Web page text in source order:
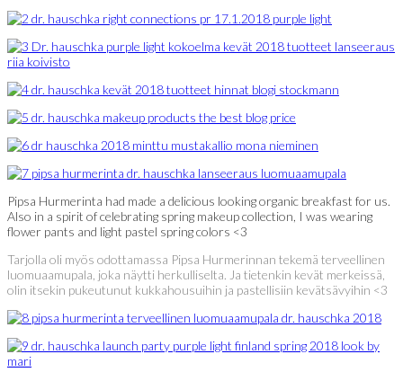
Pipsa Hurmerinta had made a delicious looking organic breakfast for us.
Also in a spirit of celebrating spring makeup collection, I was wearing
flower pants and light pastel spring colors <3
Tarjolla oli myös odottamassa Pipsa Hurmerinnan tekemä terveellinen
luomuaamupala, joka näytti herkulliselta. Ja tietenkin kevät merkeissä,
olin itsekin pukeutunut kukkahousuihin ja pastellisiin kevätsävyihin <3